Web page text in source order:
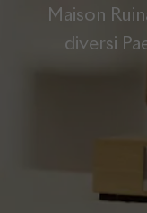
Maison
diversi